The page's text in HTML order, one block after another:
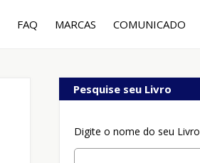
FAQ MARCAS COMUNICADO
Pesquise seu Livro
Digite o nome do seu Livro